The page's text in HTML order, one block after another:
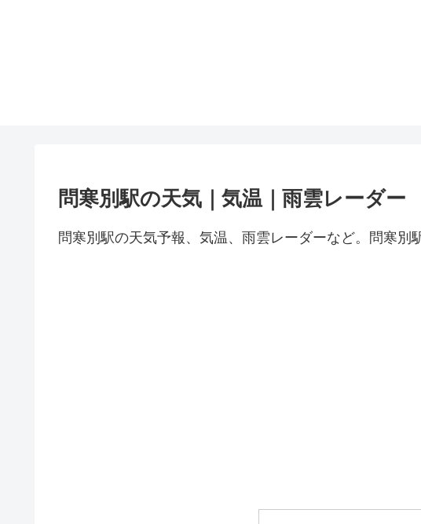
問寒別駅の天気｜気温｜雨雲レーダー
問寒別駅の天気予報、気温、雨雲レーダーなど。問寒別